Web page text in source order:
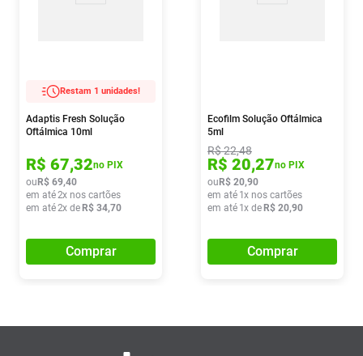
Restam 1 unidades!
Adaptis Fresh Solução
Oftálmica 10ml
R$ 67,32no PIX
ou R$ 69,40
em até2x nos cartões
em até2x de R$ 34,70
Comprar
Ecofilm Solução Oftálmica
5ml
R$22,48
R$ 20,27no PIX
ou R$ 20,90
em até 1x nos cartões
em até 1x de R$ 20,90
Comprar